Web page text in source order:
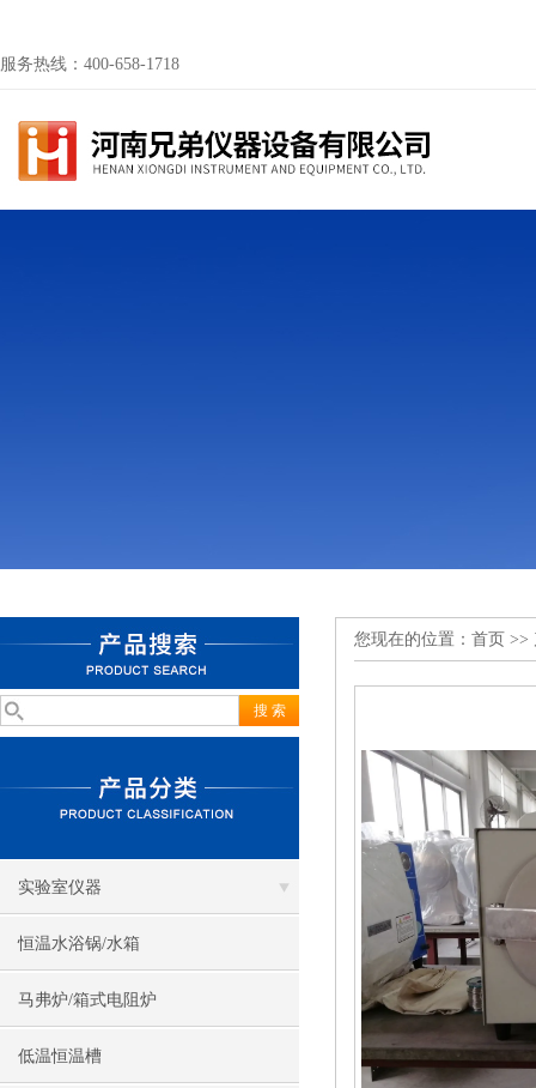
服务热线：400-658-1718
实验室仪器
恒温水浴锅/水箱
马弗炉/箱式电阻炉
低温恒温槽
您现在的位置： 首页 >>